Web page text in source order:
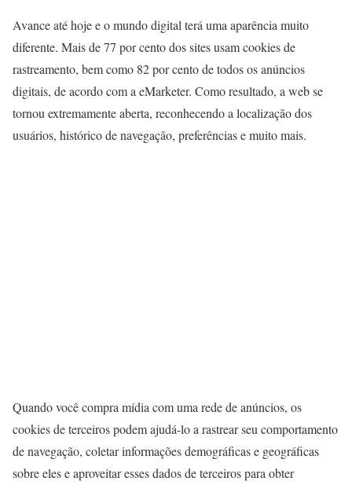
Avance até hoje e o mundo digital terá uma aparência muito
diferente. Mais de 77 por cento dos sites usam cookies de
rastreamento, bem como 82 por cento de todos os anúncios
digitais, de acordo com a eMarketer. Como resultado, a web se
tornou extremamente aberta, reconhecendo a localização dos
usuários, histórico de navegação, preferências e muito mais.
Quando você compra mídia com uma rede de anúncios, os
cookies de terceiros podem ajudá-lo a rastrear seu comportamento
de navegação, coletar informações demográficas e geográficas
sobre eles e aproveitar esses dados de terceiros para obter